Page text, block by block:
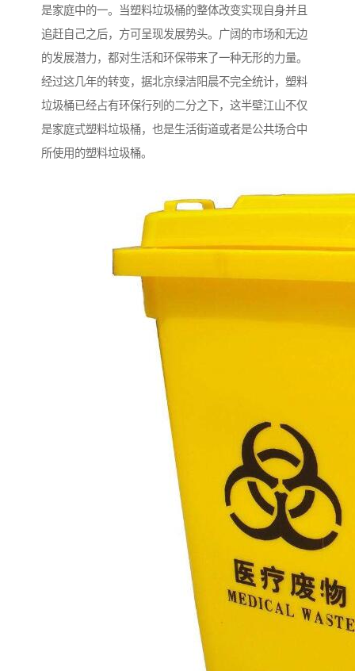
是家庭中的一。当塑料垃圾桶的整体改变实现自身并且
追赶自己之后，方可呈现发展势头。广阔的市场和无边
的发展潜力，都对生活和环保带来了一种无形的力量。
经过这几年的转变，据北京绿洁阳晨不完全统计，塑料
垃圾桶已经占有环保行列的二分之下，这半壁江山不仅
是家庭式塑料垃圾桶，也是生活街道或者是公共场合中
所使用的塑料垃圾桶。